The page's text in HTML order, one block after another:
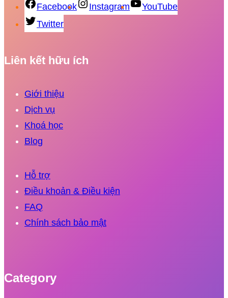
Facebook Instagram
YouTube
Twitter
Liên kết hữu ích
Giới thiệu
Dịch vụ
Khoá học
Blog
Hỗ trợ
Điều khoản & Điều kiện
FAQ
Chính sách bảo mật
Category